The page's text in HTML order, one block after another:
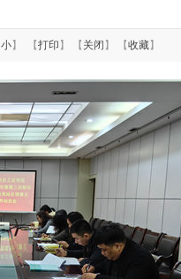
小】 【打印 】 【 关闭 】 【收藏】